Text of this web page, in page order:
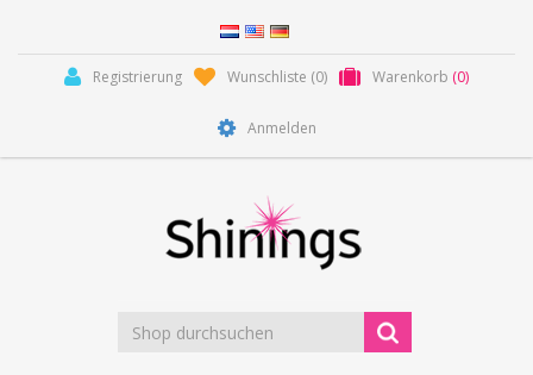
Registrierung Wunschliste (0) Warenkorb (0)
Anmelden